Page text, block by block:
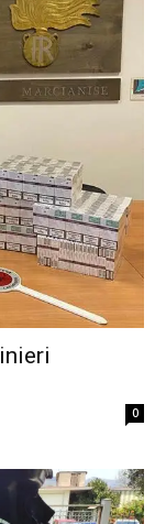
0